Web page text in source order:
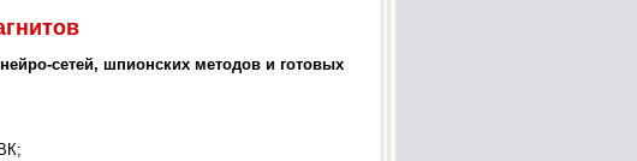
сетей, шпионских методов и готовых